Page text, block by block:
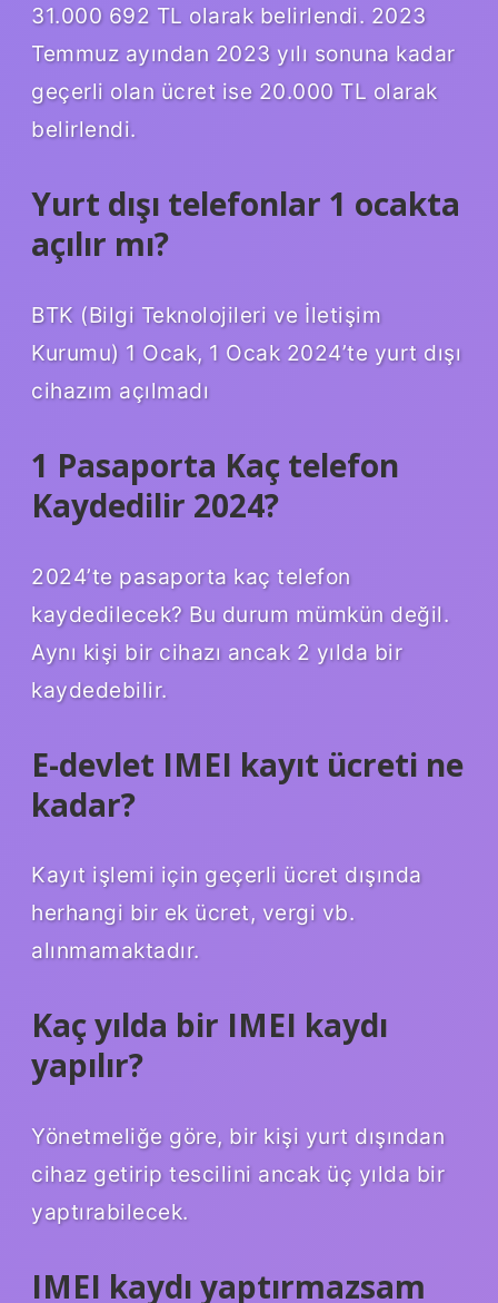
31.000 692 TL olarak belirlendi. 2023
Temmuz ayından 2023 yılı sonuna kadar
geçerli olan ücret ise 20.000 TL olarak
belirlendi.
Yurt dışı telefonlar 1 ocakta
açılır mı?
BTK (Bilgi Teknolojileri ve İletişim
Kurumu) 1 Ocak, 1 Ocak 2024’te yurt dışı
cihazım açılmadı
1 Pasaporta Kaç telefon
Kaydedilir 2024?
2024’te pasaporta kaç telefon
kaydedilecek? Bu durum mümkün değil.
Aynı kişi bir cihazı ancak 2 yılda bir
kaydedebilir.
E-devlet IMEI kayıt ücreti ne
kadar?
Kayıt işlemi için geçerli ücret dışında
herhangi bir ek ücret, vergi vb.
alınmamaktadır.
Kaç yılda bir IMEI kaydı
yapılır?
Yönetmeliğe göre, bir kişi yurt dışından
cihaz getirip tescilini ancak üç yılda bir
yaptırabilecek.
IMEI kaydı yaptırmazsam